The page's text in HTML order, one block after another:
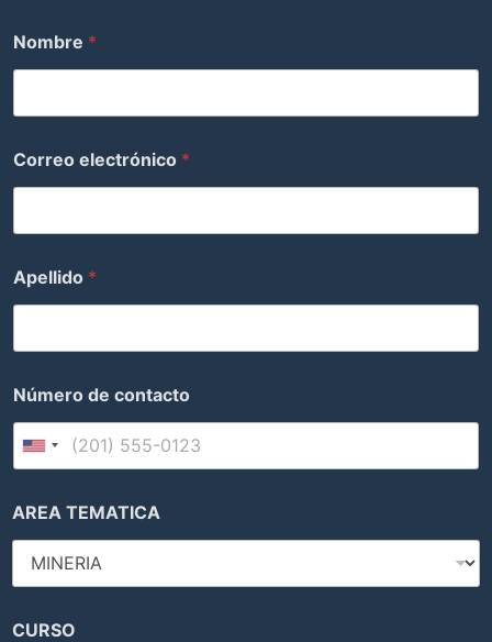
Nombre *
Correo electrónico *
Apellido *
Número de contacto
AREA TEMATICA
CURSO